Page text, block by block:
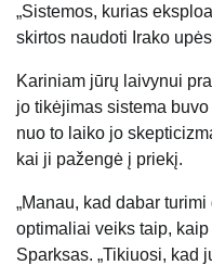
„Sistemos, kurias
skirtos naudoti Irako
Kariniam jūrų laivynui
jo tikėjimas sistema
nuo to laiko jo
kai ji pažengė į priekį.
„Manau, kad dabar
optimaliai veiks taip,
Sparksas. „Tikiuosi, kad